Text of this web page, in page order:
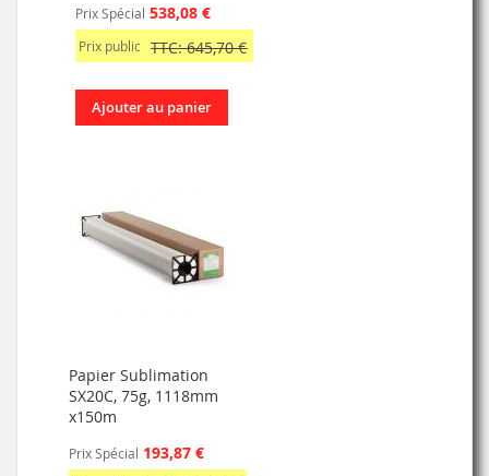
Prix Spécial 538,08 €
Prix public TTC: 645,70 €
Ajouter au panier
Papier Sublimation
SX20C, 75g, 1118mm
x150m
Prix Spécial 193,87 €